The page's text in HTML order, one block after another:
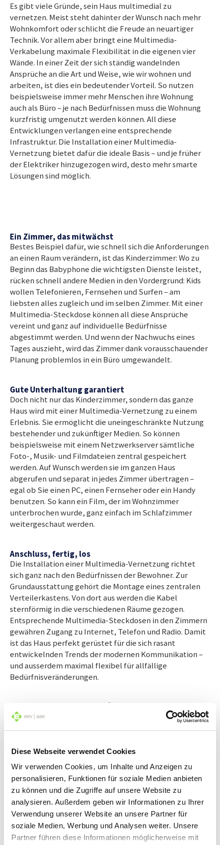
Diese Webseite verwendet Cookies
Wir verwenden Cookies, um Inhalte und Anzeigen zu
personalisieren, Funktionen für soziale Medien anbieten
zu können und die Zugriffe auf unsere Website zu
analysieren. Außerdem geben wir Informationen zu Ihrer
Verwendung unserer Website an unsere Partner für
soziale Medien, Werbung und Analysen weiter. Unsere
Partner führen diese Informationen möglicherweise mit
Es gibt viele Gründe, sein Haus multimedial zu
vernetzen. Meist steht dahinter der Wunsch nach mehr
Wohnkomfort oder schlicht die Freude an neuartiger
Technik. Vor allem aber bringt eine Multimedia-
Verkabelung maximale Flexibilität in die eigenen vier
Wände. In einer Zeit der sich ständig wandelnden
Ansprüche an die Art und Weise, wie wir wohnen und
arbeiten, ist dies ein bedeutender Vorteil. So nutzen
beispielsweise immer mehr Menschen ihre Wohnung
auch als Büro – je nach Bedürfnissen muss die Wohnung
kurzfristig umgenutzt werden können. All diese
Entwicklungen verlangen eine entsprechende
Infrastruktur. Die Installation einer Multimedia-
Vernetzung bietet dafür die ideale Basis – und je früher
der Elektriker hinzugezogen wird, desto mehr smarte
Lösungen sind möglich.
Ein Zimmer, das mitwächst
Bestes Beispiel dafür, wie schnell sich die Anforderungen
an einen Raum verändern, ist das Kinderzimmer: Wo zu
Beginn das Babyphone die wichtigsten Dienste leistet,
rücken schnell andere Medien in den Vordergrund: Kids
wollen Telefonieren, Fernsehen und Surfen – am
liebsten alles zugleich und im selben Zimmer. Mit einer
Multimedia-Steckdose können all diese Ansprüche
vereint und ganz auf individuelle Bedürfnisse
abgestimmt werden. Und wenn der Nachwuchs eines
Tages auszieht, wird das Zimmer dank vorausschauender
Planung problemlos in ein Büro umgewandelt.
Gute Unterhaltung garantiert
Doch nicht nur das Kinderzimmer, sondern das ganze
Haus wird mit einer Multimedia-Vernetzung zu einem
Erlebnis. Sie ermöglicht die uneingeschränkte Nutzung
bestehender und zukünftiger Medien. So können
beispielsweise mit einem Netzwerkserver sämtliche
Foto-, Musik- und Filmdateien zentral gespeichert
werden. Auf Wunsch werden sie im ganzen Haus
abgerufen und separat in jedes Zimmer übertragen –
egal ob Sie einen PC, einen Fernseher oder ein Handy
benutzen. So kann ein Film, der im Wohnzimmer
unterbrochen wurde, ganz einfach im Schlafzimmer
weitergeschaut werden.
Anschluss, fertig, los
Die Installation einer Multimedia-Vernetzung richtet
sich ganz nach den Bedürfnissen der Bewohner. Zur
Grundausstattung gehört die Montage eines zentralen
Verteilerkastens. Von dort aus werden die Kabel
sternförmig in die verschiedenen Räume gezogen.
Entsprechende Multimedia-Steckdosen in den Zimmern
gewähren Zugang zu Internet, Telefon und Radio. Damit
ist das Haus perfekt gerüstet für die sich rasant
entwickelnden Trends der modernen Kommunikation –
und ausserdem maximal flexibel für allfällige
Bedürfnisveränderungen.